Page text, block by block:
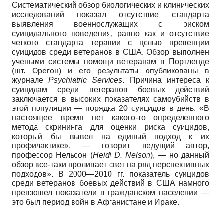
Систематический обзор биологических и клинических
исследований показал отсутствие стандарта
выявления военнослужащих с риском
суицидального поведения, равно как и отсутствие
четкого стандарта терапии с целью превенции
суицидов среди ветеранов в США. Обзор выполнен
учеными системы помощи ветеранам в Портленде
(шт. Орегон) и его результаты опубликованы в
журналеPsychiatric Services.
Причина интереса к
суицидам среди ветеранов боевых действий
заключается в высоких показателях самоубийств в
этой популяции — порядка 20 суицидов в день. «В
настоящее время нет какого-то определенного
метода скринин­га для оценки риска суицидов,
который бы вывел на единый подход к их
профилактике», — говорит ведущий автор,
профессор Нельсон (Heidi D.Nelson),— но данный
обзор все-таки проливает свет на ряд перспективных
подходов». В 2000—2010 гг. показатель суицидов
среди ветеранов боевых действий в США намного
превзошел показатели в гражданском населении —
это был период войн в Афганистане и Ираке.